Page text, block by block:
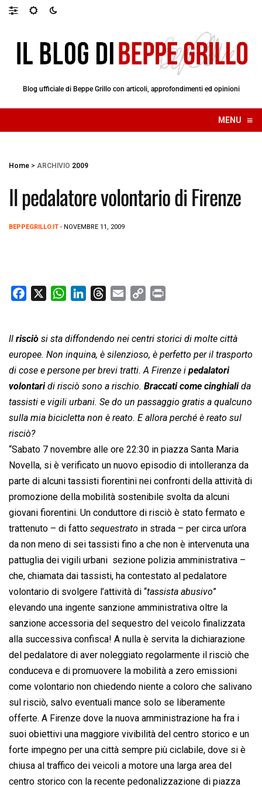
Blog ufficiale di Beppe Grillo con articoli, approfondimenti ed opinioni
MENU ≡
☰
Home > ARCHIVIO 2009
Il pedalatore volontario di Firenze
BEPPEGRILLO.IT - NOVEMBRE 11, 2009
e
b
o
o
k
W
t
s
A
p
p
k
e
d
I
n
e
a
d
s
i
l
y
L
i
n
k
n
t
Il risciò si sta diffondendo nei centri storici di molte città
europee. Non inquina, è silenzioso, è perfetto per il trasporto
di cose e persone per brevi tratti. A Firenze i pedalatori
volontaridi risciò sono a rischio. Braccati come cinghialida
tassisti e vigili urbani. Se do un passaggio gratis a qualcuno
sulla mia bicicletta non è reato. E allora perché è reato sul
risciò?
“Sabato 7 novembre alle ore 22:30 in piazza Santa Maria
Novella, si è verificato un nuovo episodio di intolleranza da
parte di alcuni tassisti fiorentini nei confronti della attività di
promozione della mobilità sostenibile svolta da alcuni
giovani fiorentini. Un conduttore di risciò è stato fermato e
trattenuto – di fatto  sequestrato  in strada – per circa un’ora
da non meno di sei tassisti fino a che non è intervenuta una
pattuglia dei vigili urbani  sezione polizia amministrativa –
che, chiamata dai tassisti, ha contestato al pedalatore
volontario di svolgere l’attività di “tassista abusivo”
elevando una ingente sanzione amministrativa oltre la
sanzione accessoria del sequestro del veicolo finalizzata
alla successiva confisca! A nulla è servita la dichiarazione
del pedalatore di aver noleggiato regolarmente il risciò che
conduceva e di promuovere la mobilità a zero emissioni
come volontario non chiedendo niente a coloro che salivano
sul risciò, salvo eventuali mance solo se liberamente
offerte. A Firenze dove la nuova amministrazione ha fra i
suoi obiettivi una maggiore vivibilità del centro storico e un
forte impegno per una città sempre più ciclabile, dove si è
chiusa al traffico dei veicoli a motore una larga area del
centro storico con la recente pedonalizzazione di piazza